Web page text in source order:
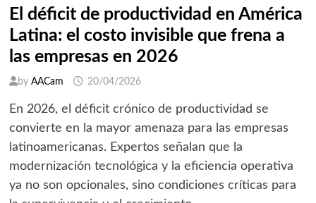
EN
MÉXICO
El déficit de productividad en América
Latina: el costo invisible que frena a
las empresas en 2026
by AACam 20/04/2026
En 2026, el déficit crónico de productividad se
convierte en la mayor amenaza para las empresas
latinoamericanas. Expertos señalan que la
modernización tecnológica y la eficiencia operativa
ya no son opcionales, sino condiciones críticas para